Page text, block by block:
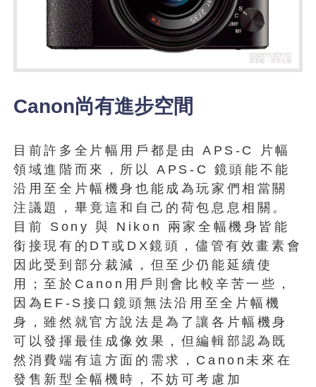
Canon尚有進步空間
目前許多全片幅用戶都是由 APS-C 片幅
領域進階而來，所以 APS-C 鏡頭能不能
沿用至全片幅機身也能成為玩家們相當關
注議題，畢竟這和自己的荷包息息相關。
目前 Sony 與 Nikon 兩家全幅機身皆能
銜接現有的DT或DX鏡頭，儘管有效畫素會
因此受到部分裁減，但至少仍能延續使
用；至於Canon用戶則會比較辛苦一些，
因為EF-S接口鏡頭無法沿用至全片幅機
身，雖然就官方說法是為了讓各片幅機身
可以發揮最佳成像效果，但編輯部認為既
然消費端有這方面的需求，Canon未來在
發售新型全幅機時，不妨可考慮加